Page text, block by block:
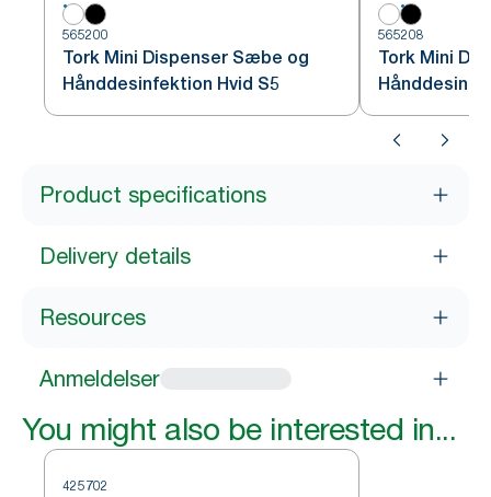
565200
Tork Mini Dispenser Sæbe og
Hånddesinfektion Hvid S5
565208
Tork Mini
Product specifications
Delivery details
Resources
Anmeldelser
You might also be interested in...
425702